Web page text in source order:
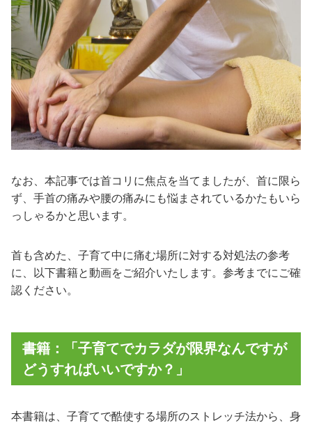
なお、本記事では首コリに焦点を当てましたが、首に限ら
ず、手首の痛みや腰の痛みにも悩まされているかたもいら
っしゃるかと思います。
首も含めた、子育て中に痛む場所に対する対処法の参考
に、以下書籍と動画をご紹介いたします。参考までにご確
認ください。
書籍：「子育てでカラダが限界なんですが
どうすればいいですか？ 」
本書籍は、子育てで酷使する場所のストレッチ法から、身